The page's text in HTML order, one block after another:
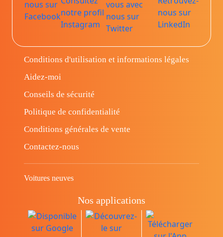
Conditions d'utilisation et informations légales
Aidez-moi
Conseils de sécurité
Politique de confidentialité
Conditions générales de vente
Contactez-nous
Voitures neuves
Nos applications